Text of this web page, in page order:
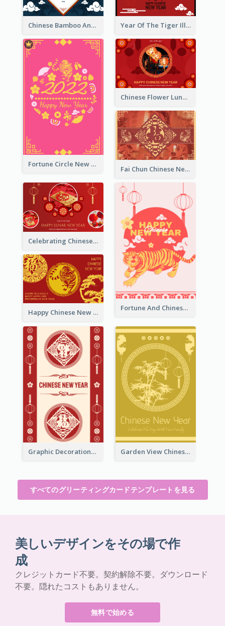
Chinese Bamboo And Lanterns New Year Greeting Card Year Of The Tiger Illustration Chinese New Year Greeting Card
Fortune Circle New Year Greeting Card
Chinese Flower Lunar New Year Greeting Card
Fai Chun Chinese New Year Greeting Card
Celebrating Chinese New Year Greeting Card
Fortune And Chinese New Year Greeting Card
Happy Chinese New Year Greeting Card With Circle illustrations
Graphic Decorations Chinese New Year Greeting Card Garden View Chinese New Year Greeting Card
すべてのグリーティングカードテンプレートを見る
美しいデザインをその場で作
成
クレジットカード不要。契約解除不要。ダウンロード
不要。隠れたコストもありません。
無料で始める